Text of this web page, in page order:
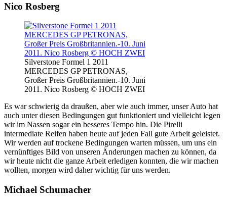
Nico Rosberg
Silverstone Formel 1 2011
MERCEDES GP PETRONAS,
Großer Preis Großbritannien.-10. Juni
2011. Nico Rosberg © HOCH ZWEI
Es war schwierig da draußen, aber wie auch immer, unser Auto hat
auch unter diesen Bedingungen gut funktioniert und vielleicht legen
wir im Nassen sogar ein besseres Tempo hin. Die Pirelli
intermediate Reifen haben heute auf jeden Fall gute Arbeit geleistet.
Wir werden auf trockene Bedingungen warten müssen, um uns ein
vernünftiges Bild von unseren Änderungen machen zu können, da
wir heute nicht die ganze Arbeit erledigen konnten, die wir machen
wollten, morgen wird daher wichtig für uns werden.
Michael Schumacher